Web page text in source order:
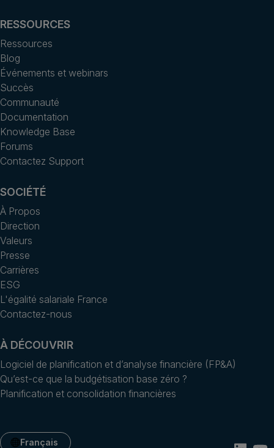
RESSOURCES
Ressources
Blog
Événements et webinars
Succès
Communauté
Documentation
Knowledge Base
Forums
Contactez Support
SOCIÉTÉ
À Propos
Direction
Valeurs
Presse
Carrières
ESG
L'égalité salariale France
Contactez-nous
À DÉCOUVRIR
Logiciel de planification et d’analyse financière (FP&A)
Qu’est-ce que la budgétisation base zéro ?
Planification et consolidation financières
Français